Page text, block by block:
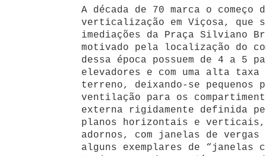
A década de 70 marca o começo
verticalização em Viçosa, que
imediações da Praça Silviano
motivado pela localização do
dessa época possuem de 4 a 5
elevadores e com uma alta taxa
terreno, deixando-se pequenos
ventilação para os
externa rigidamente definida
planos horizontais e verticais,
adornos, com janelas de vergas
alguns exemplares de